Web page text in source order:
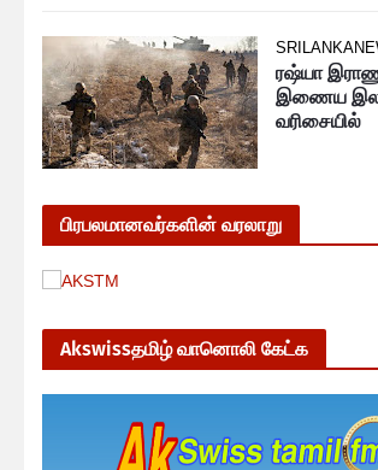
ரஷ்யா
இணைய
வரிசையில்
பிரபலமானவர்களின் வரலாறு
Akswissதமிழ் வானொலி கேட்க